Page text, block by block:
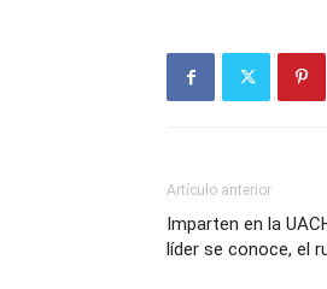
Artículo anterior
Imparten en la
líder se conoce, el